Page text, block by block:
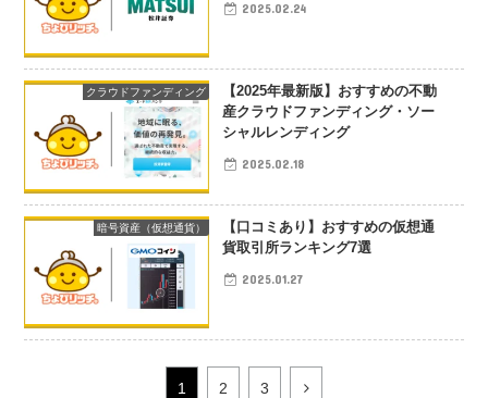
2025.02.24
クラウドファンディング
【2025年最新版】おすすめの不動
産クラウドファンディング・ソー
シャルレンディング
2025.02.18
暗号資産（仮想通貨）
【口コミあり】おすすめの仮想通
貨取引所ランキング7選
2025.01.27
1 2 3 次